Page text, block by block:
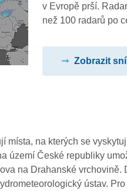
v Evropě prší.
než 100 radarů po
Zobrazit
místa, na kterých se
území České republiky
na Drahanské vrchovině.
ústav.